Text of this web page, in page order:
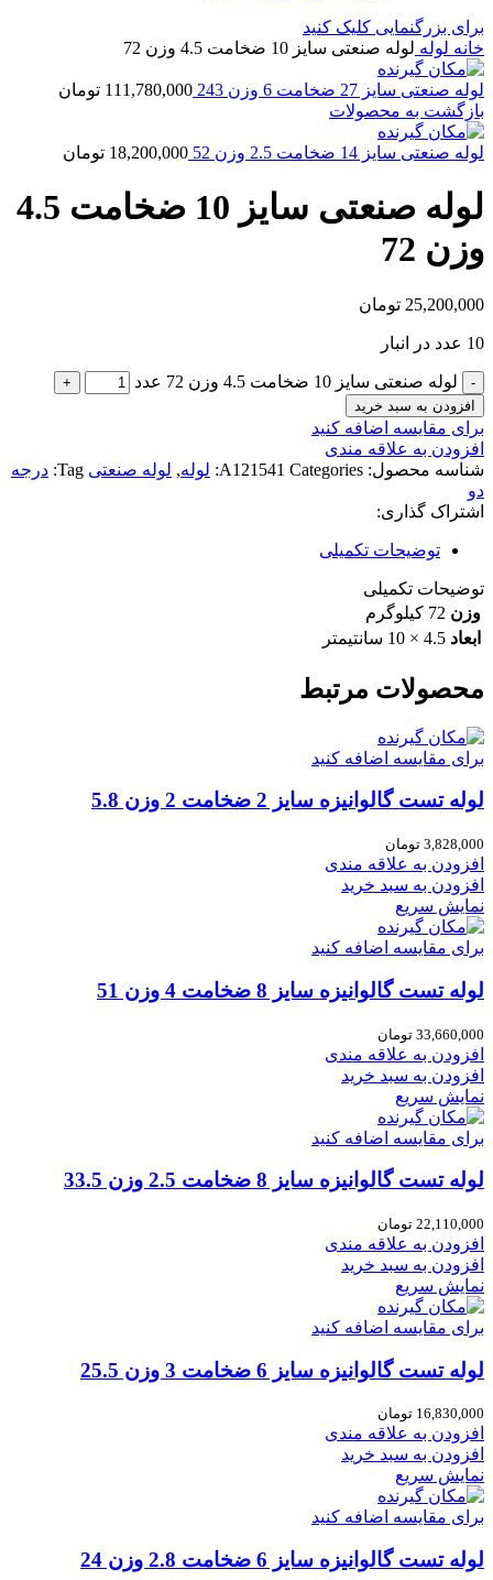
برای بزرگنمایی کلیک کنید
خانه لوله لوله صنعتی سایز 10 ضخامت 4.5 وزن 72
لوله صنعتی سایز 27 ضخامت 6 وزن 243 111,780,000 تومان
بازگشت به محصولات
لوله صنعتی سایز 14 ضخامت 2.5 وزن 52 18,200,000 تومان
لوله صنعتی سایز 10 ضخامت 4.5
وزن 72
25,200,000 تومان
10 عدد در انبار
لوله صنعتی سایز 10 ضخامت 4.5 وزن 72 عدد
افزودن به سبد خرید
برای مقایسه اضافه کنید
افزودن به علاقه مندی
شناسه محصول:
A121541 Categories: لوله, لوله صنعتی Tag: درجه
دو
اشتراک گذاری:
توضیحات تکمیلی
توضیحات تکمیلی
وزن 72 کیلوگرم
ابعاد 4.5 × 10 سانتیمتر
محصولات مرتبط
برای مقایسه اضافه کنید
لوله تست گالوانیزه سایز 2 ضخامت 2 وزن 5.8
3,828,000 تومان
افزودن به علاقه مندی
افزودن به سبد خرید
نمایش سریع
برای مقایسه اضافه کنید
لوله تست گالوانیزه سایز 8 ضخامت 4 وزن 51
33,660,000 تومان
افزودن به علاقه مندی
افزودن به سبد خرید
نمایش سریع
برای مقایسه اضافه کنید
لوله تست گالوانیزه سایز 8 ضخامت 2.5 وزن 33.5
22,110,000 تومان
افزودن به علاقه مندی
افزودن به سبد خرید
نمایش سریع
برای مقایسه اضافه کنید
لوله تست گالوانیزه سایز 6 ضخامت 3 وزن 25.5
16,830,000 تومان
افزودن به علاقه مندی
افزودن به سبد خرید
نمایش سریع
برای مقایسه اضافه کنید
لوله تست گالوانیزه سایز 6 ضخامت 2.8 وزن 24